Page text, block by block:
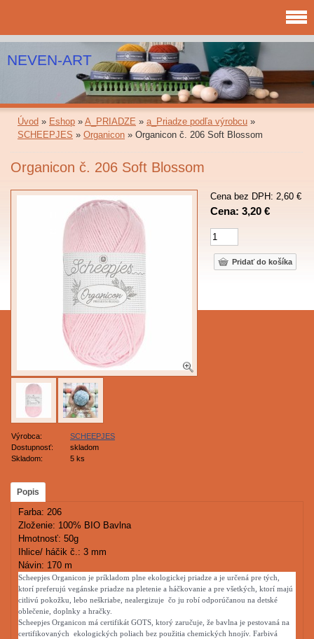
NEVEN-ART
Úvod » Eshop » A_PRIADZE » a_Priadze podľa výrobcu »
SCHEEPJES » Organicon » Organicon č. 206 Soft Blossom
Organicon č. 206 Soft Blossom
Cena bez DPH: 2,60 €
Cena: 3,20 €
Výrobca:
SCHEEPJES
Dostupnosť:
skladom
Skladom:
5 ks
Popis
Farba: 206
Zloženie: 100% BIO Bavlna
Hmotnosť: 50g
Ihlice/ háčik č.: 3 mm
Návin: 170 m
Scheepjes Organicon je príkladom plne ekologickej priadze a je určená pre tých,
ktorí preferujú vegánske priadze na pletenie a háčkovanie a pre všetkých, ktorí majú
citlivú pokožku, lebo neškriabe, nealergizuje čo ju robí odporúčanou na detské
oblečenie, doplnky a hračky.
Scheepjes Organicon má certifikát GOTS, ktorý zaručuje, že bavlna je pestovaná na
certifikovaných ekologických poliach bez použitia chemických hnojív. Farbivá